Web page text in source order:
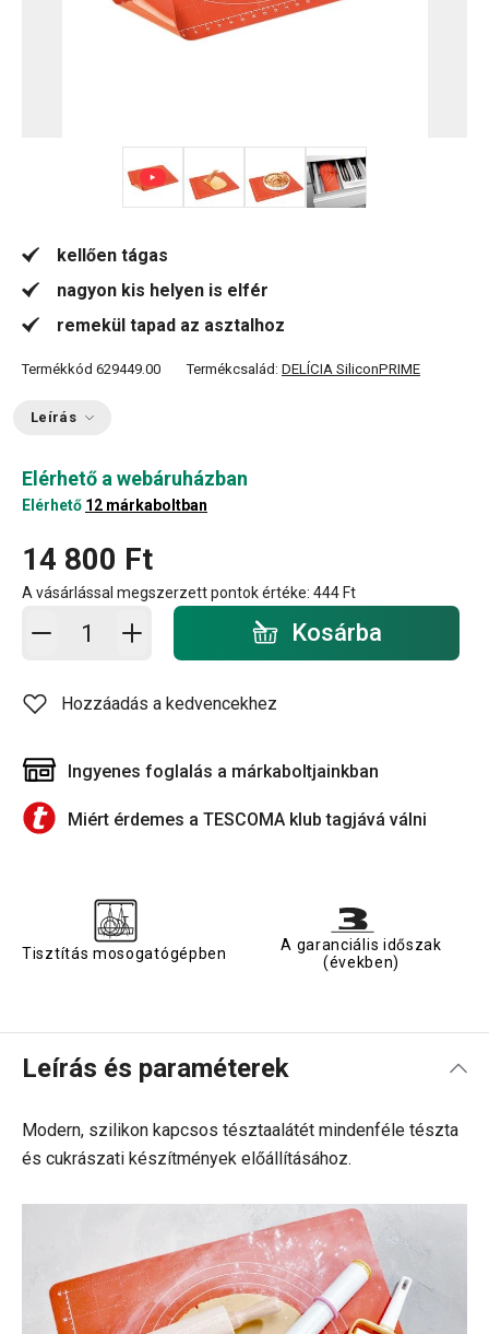
kellően tágas
nagyon kis helyen is elfér
remekül tapad az asztalhoz
Termékkód 629449.00 Termékcsalád: DELÍCIA SiliconPRIME
Leírás
Elérhető a webáruházban
Elérhető 12 márkaboltban
14 800 Ft
A vásárlással megszerzett pontok értéke: 444 Ft
Kosárba - mennyiség Kosárba
Hozzáadás a kedvencekhez
Ingyenes foglalás a márkaboltjainkban
Miért érdemes a TESCOMA klub tagjává válni
Tisztítás mosogatógépben
A garanciális időszak
(években)
Leírás és paraméterek
Modern, szilikon kapcsos tésztaalátét mindenféle tészta
és cukrászati készítmények előállításához.